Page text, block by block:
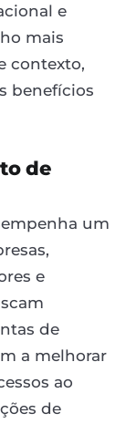
e
mais
contexto,
benefícios
de
um
e
de
a melhorar
ao
de